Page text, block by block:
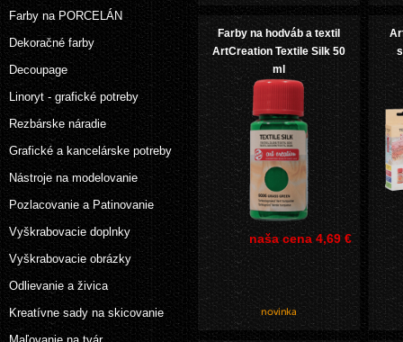
Farby na PORCELÁN
Dekoračné farby
Decoupage
Linoryt - grafické potreby
Rezbárske náradie
Grafické a kancelárske potreby
Nástroje na modelovanie
Pozlacovanie a Patinovanie
Vyškrabovacie doplnky
Vyškrabovacie obrázky
Odlievanie a živica
Kreatívne sady na skicovanie
Farby na hodváb a textil
ArtCreation Textile Silk 50
ml
naša cena 4,69 €